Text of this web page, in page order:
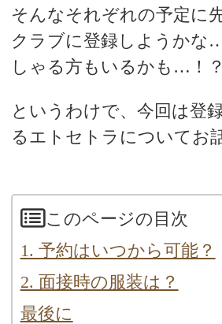
そんなそれぞれの予定に
クラブに登録しようかな
しゃる方もいるかも…！？
というわけで、今回は登
るエトセトラについてお
このページの目次
1. 予約はいつから可能？
2. 面接時の服装は？
最後に